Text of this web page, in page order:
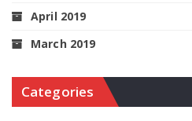
April 2019
March 2019
Categories